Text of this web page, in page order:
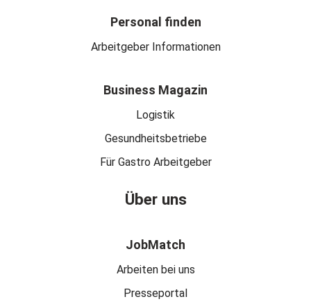
Personal finden
Arbeitgeber Informationen
Business Magazin
Logistik
Gesundheitsbetriebe
Für Gastro Arbeitgeber
Über uns
JobMatch
Arbeiten bei uns
Presseportal